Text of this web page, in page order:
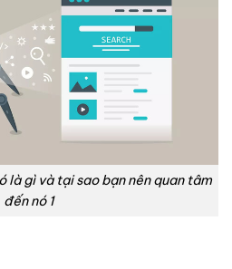
là gì và tại sao bạn nên quan tâm
đến nó 1